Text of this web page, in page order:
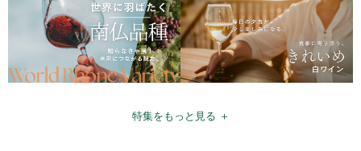
特集をもっと見る ＋